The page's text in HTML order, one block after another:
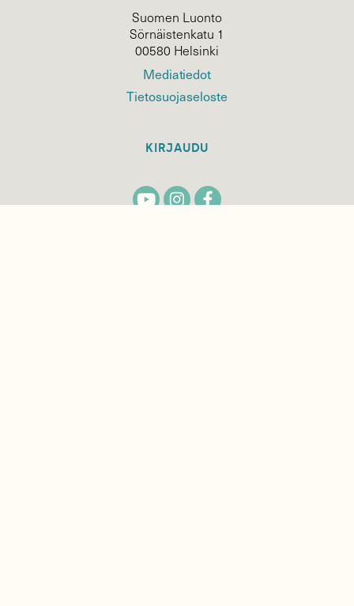
Suomen Luonto
Sörnäistenkatu 1
00580 Helsinki
Mediatiedot
Tietosuojaseloste
KIRJAUDU